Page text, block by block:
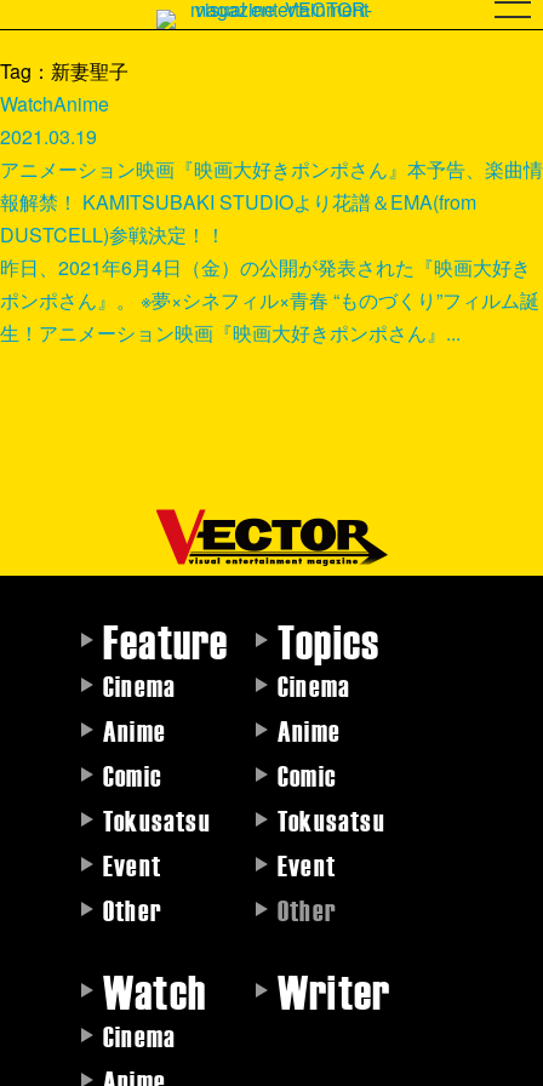
Tag：新妻聖子
WatchAnime
2021.03.19
アニメーション映画『映画大好きポンポさん』本予告、楽曲情
報解禁！ KAMITSUBAKI STUDIOより花譜＆EMA(from
DUSTCELL)参戦決定！！
昨日、2021年6月4日（金）の公開が発表された『映画大好き
ポンポさん』。 ※夢×シネフィル×青春 “ものづくり”フィルム誕
生！アニメーション映画『映画大好きポンポさん』...
Feature
Cinema
Anime
Comic
Tokusatsu
Event
Other
Topics
Cinema
Anime
Comic
Tokusatsu
Event
Other
Watch
Cinema
Writer